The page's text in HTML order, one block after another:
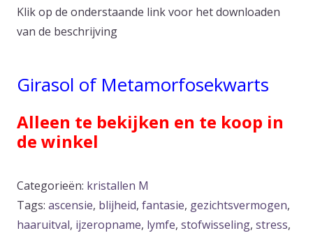
Klik op de onderstaande link voor het downloaden
van de beschrijving
Girasol of Metamorfosekwarts
Alleen te bekijken en te koop in
de winkel
Categorieën: kristallen M
Tags: ascensie, blijheid, fantasie, gezichtsvermogen,
haaruitval, ijzeropname, lymfe, stofwisseling, stress,